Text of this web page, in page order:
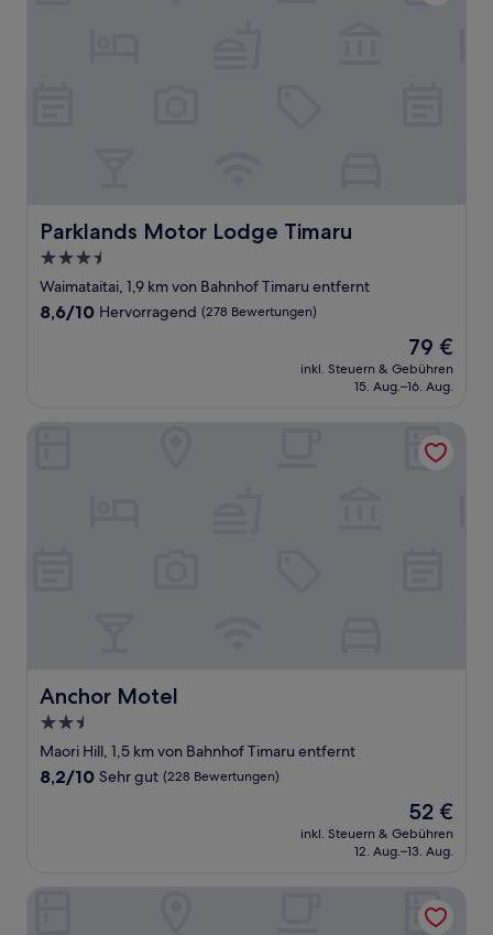
Parklands Motor Lodge Timaru
Parklands Motor Lodge Timaru
3.5-
Sterne-
Unterkunft
Waimataitai, 1,9 km von Bahnhof Timaru entfernt
8.6
8,6/10 Hervorragend (278 Bewertungen)
Der
Preis
beträgt
79 €
inkl. Steuern & Gebühren
15. Aug.–16. Aug.
Anchor Motel
Anchor Motel
2.5-
Sterne-
Unterkunft
Maori Hill, 1,5 km von Bahnhof Timaru entfernt
8.2
Bewertungen)
8,2/10 Sehr gut (228 Bewertungen)
Der
Preis
beträgt
52 €
inkl. Steuern & Gebühren
12. Aug.–13. Aug.